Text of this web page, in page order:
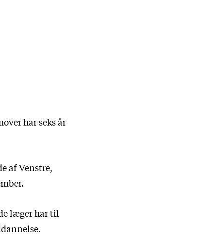
har seks år
af Venstre,
læger har til